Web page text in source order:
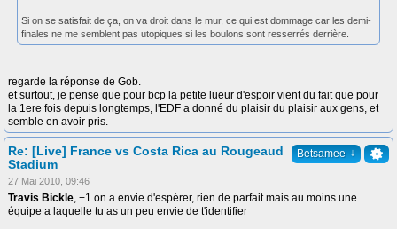
Si on se satisfait de ça, on va droit dans le mur, ce qui est dommage car les demi-
finales ne me semblent pas utopiques si les boulons sont resserrés derrière.
regarde la réponse de Gob.
et surtout, je pense que pour bcp la petite lueur d'espoir vient du fait que pour
la 1ere fois depuis longtemps, l'EDF a donné du plaisir du plaisir aux gens, et
semble en avoir pris.
Betsamee ↓
Re: [Live] France vs Costa Rica au Rougeaud
Stadium
27 Mai 2010, 09:46
Travis Bickle, +1 on a envie d'espérer, rien de parfait mais au moins une
équipe a laquelle tu as un peu envie de t'identifier